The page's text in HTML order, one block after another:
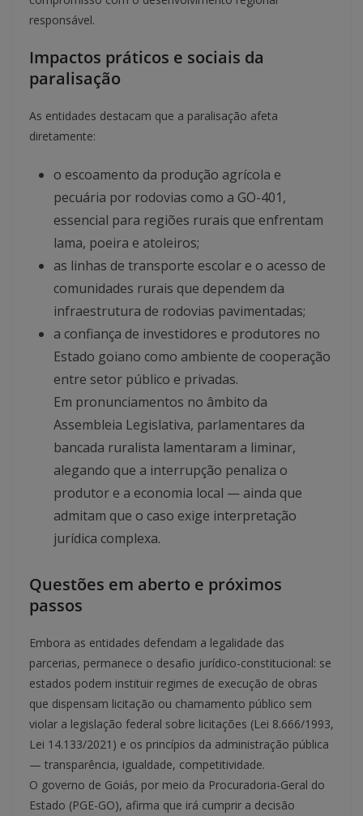
responsável.
Impactos práticos e sociais da
paralisação
As entidades destacam que a paralisação afeta
diretamente:
o escoamento da produção agrícola e
pecuária por rodovias como a GO-401,
essencial para regiões rurais que enfrentam
lama, poeira e atoleiros;
as linhas de transporte escolar e o acesso de
comunidades rurais que dependem da
infraestrutura de rodovias pavimentadas;
a confiança de investidores e produtores no
Estado goiano como ambiente de cooperação
entre setor público e privadas.
Em pronunciamentos no âmbito da
Assembleia Legislativa, parlamentares da
bancada ruralista lamentaram a liminar,
alegando que a interrupção penaliza o
produtor e a economia local — ainda que
admitam que o caso exige interpretação
jurídica complexa.
Questões em aberto e próximos
passos
Embora as entidades defendam a legalidade das
parcerias, permanece o desafio jurídico-constitucional: se
estados podem instituir regimes de execução de obras
que dispensam licitação ou chamamento público sem
violar a legislação federal sobre licitações (Lei 8.666/1993,
Lei 14.133/2021) e os princípios da administração pública
— transparência, igualdade, competitividade.
O governo de Goiás, por meio da Procuradoria-Geral do
Estado (PGE-GO), afirma que irá cumprir a decisão